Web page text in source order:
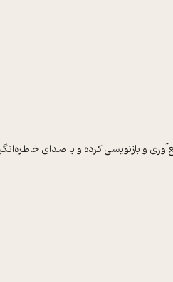
و بازنویسی کرده و با صدای